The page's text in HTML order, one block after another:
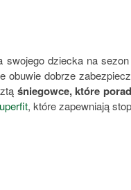
swojego dziecka na
obuwie dobrze
śniegowce, które
, które zapewniają